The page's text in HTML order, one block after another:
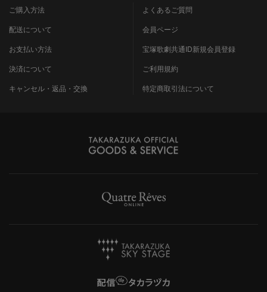
ご購入方法
配送について
お支払い方法
決済について
キャンセル・返品・交換
よくあるご質問
会員ページ
宝塚歌劇共通ID新規会員登録
ご利用規約
特定商取引法について